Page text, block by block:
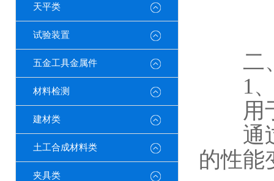
天平类
试验装置
五金工具金属件
材料检测
建材类
土工合成材料类
夹具类
二、
1、
用于
通过
的性能